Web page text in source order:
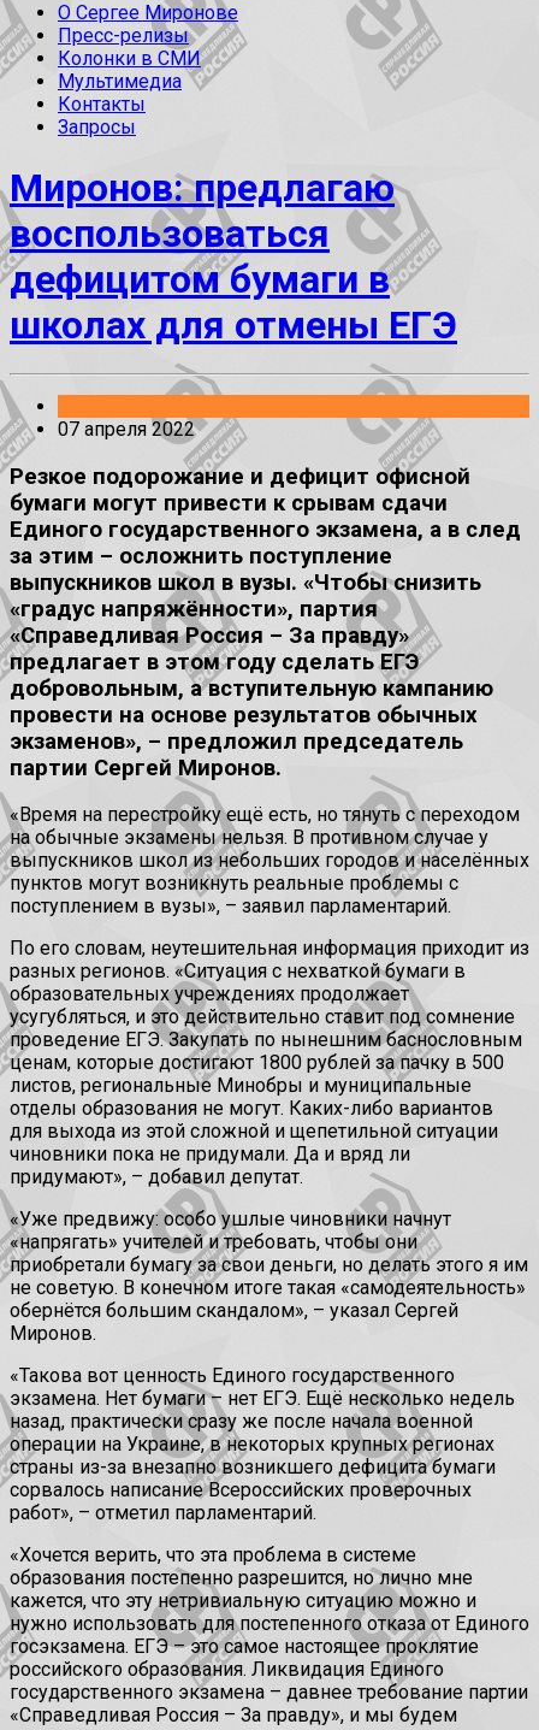
О Сергее Миронове
Пресс-релизы
Колонки в СМИ
Мультимедиа
Контакты
Запросы
Миронов: предлагаю
воспользоваться
дефицитом бумаги в
школах для отмены ЕГЭ
07 апреля 2022
Резкое подорожание и дефицит офисной
бумаги могут привести к срывам сдачи
Единого государственного экзамена, а в след
за этим – осложнить поступление
выпускников школ в вузы. «Чтобы снизить
«градус напряжённости», партия
«Справедливая Россия – За правду»
предлагает в этом году сделать ЕГЭ
добровольным, а вступительную кампанию
провести на основе результатов обычных
экзаменов», – предложил председатель
партии Сергей Миронов.
«Время на перестройку ещё есть, но тянуть с переходом
на обычные экзамены нельзя. В противном случае у
выпускников школ из небольших городов и населённых
пунктов могут возникнуть реальные проблемы с
поступлением в вузы», – заявил парламентарий.
По его словам, неутешительная информация приходит из
разных регионов. «Ситуация с нехваткой бумаги в
образовательных учреждениях продолжает
усугубляться, и это действительно ставит под сомнение
проведение ЕГЭ. Закупать по нынешним баснословным
ценам, которые достигают 1800 рублей за пачку в 500
листов, региональные Минобры и муниципальные
отделы образования не могут. Каких-либо вариантов
для выхода из этой сложной и щепетильной ситуации
чиновники пока не придумали. Да и вряд ли
придумают», – добавил депутат.
«Уже предвижу: особо ушлые чиновники начнут
«напрягать» учителей и требовать, чтобы они
приобретали бумагу за свои деньги, но делать этого я им
не советую. В конечном итоге такая «самодеятельность»
обернётся большим скандалом», – указал Сергей
Миронов.
«Такова вот ценность Единого государственного
экзамена. Нет бумаги – нет ЕГЭ. Ещё несколько недель
назад, практически сразу же после начала военной
операции на Украине, в некоторых крупных регионах
страны из-за внезапно возникшего дефицита бумаги
сорвалось написание Всероссийских проверочных
работ», – отметил парламентарий.
«Хочется верить, что эта проблема в системе
образования постепенно разрешится, но лично мне
кажется, что эту нетривиальную ситуацию можно и
нужно использовать для постепенного отказа от Единого
госэкзамена. ЕГЭ – это самое настоящее проклятие
российского образования. Ликвидация Единого
государственного экзамена – давнее требование партии
«Справедливая Россия – За правду», и мы будем